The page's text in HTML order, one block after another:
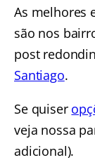
As melhores
são nos
post
Santiago.
Se quiser
veja nossa
adicional).